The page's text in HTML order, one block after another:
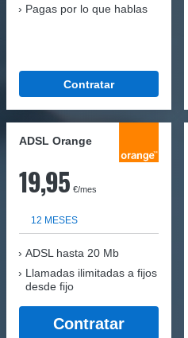
Pagas por lo que hablas
Contratar
ADSL Orange
19,95 €/mes
12 MESES
ADSL hasta 20 Mb
Llamadas ilimitadas a fijos
desde fijo
Contratar